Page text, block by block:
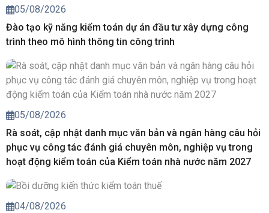
05/08/2026
Đào tạo kỹ năng kiểm toán dự án đầu tư xây dựng công
trình theo mô hình thông tin công trình
05/08/2026
Rà soát, cập nhật danh mục văn bản và ngân hàng câu hỏi
phục vụ công tác đánh giá chuyên môn, nghiệp vụ trong
hoạt động kiểm toán của Kiểm toán nhà nước năm 2027
04/08/2026